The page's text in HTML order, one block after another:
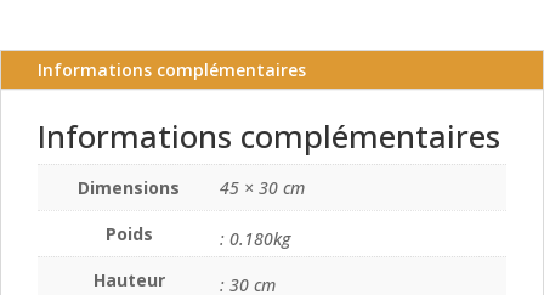
Informations complémentaires
Informations complémentaires
Dimensions
45 × 30 cm
Poids
: 0.180kg
Hauteur
: 30 cm